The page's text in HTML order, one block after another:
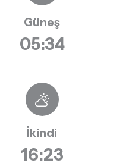
Güneş
05:34
İkindi
16:23